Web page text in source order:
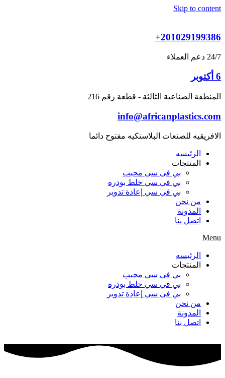
Skip to content
+201029199386
24/7 دعم العملاء
6 أكتوبر
المنطقة الصناعية الثالثة - قطعة رقم 216
info@africanplastics.com
الافريقيه للصنعات البلاستكيه مفتوح دائما
الرئيسه
المنتجات
بي في سي محبب
بي في سي خلط بودره
بي في سي إعادة تدوير
من نحن
المدونة
اتصل بنا
Menu
الرئيسه
المنتجات
بي في سي محبب
بي في سي خلط بودره
بي في سي إعادة تدوير
من نحن
المدونة
اتصل بنا